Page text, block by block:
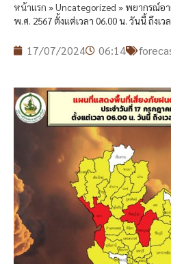
หน้าแรก »Uncategorized » พยากรณ์อา
พ.ศ. 2567 ตั้งแต่เวลา 06.00 น. วันนี้ ถึงเ
17/07/2024 06:14